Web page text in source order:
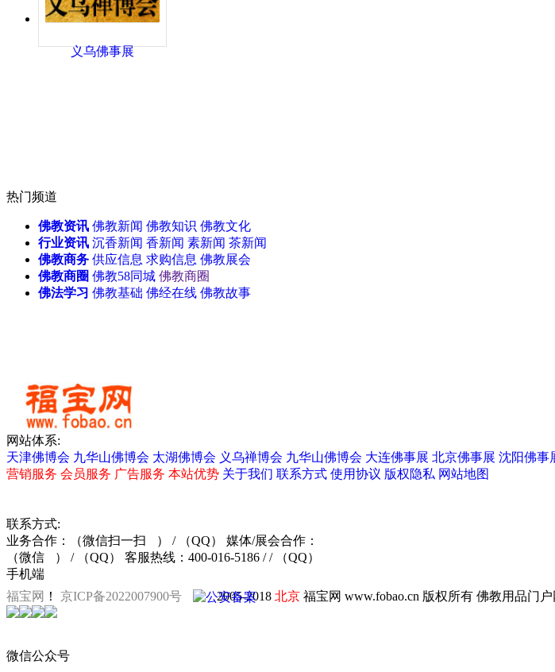
义乌佛事展
天津佛事展 无锡佛博会
热门频道
佛教资讯 佛教新闻 佛教知识 佛教文化
行业资讯 沉香新闻 香新闻 素新闻 茶新闻
佛教商务 供应信息 求购信息 佛教展会
佛教商圈 佛教58同城 佛教商圈
佛法学习 佛教基础 佛经在线 佛教故事
网站体系:
天津佛博会 九华山佛博会 太湖佛博会 义乌禅博会 九华山佛博会 大连佛事展 北京佛事展 沈阳佛事
营销服务 会员服务 广告服务 本站优势 关于我们 联系方式 使用协议 版权隐私 网站地图
联系方式:
业务合作：
（微信扫一扫 ） / （QQ）
媒体/展会合作：
（微信
） / （QQ）
客服热线：400-016-5186 / / （QQ）
手机端
微信公众号
福宝网 ！ 京ICP备2022007900号 2005-2018 北京 福宝网 www.fobao.cn 版权所有 佛教用品门